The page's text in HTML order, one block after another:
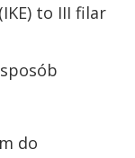
(IKE) to III filar
do